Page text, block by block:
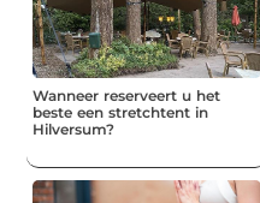
Wanneer reserveert u het
beste een stretchtent in
Hilversum?